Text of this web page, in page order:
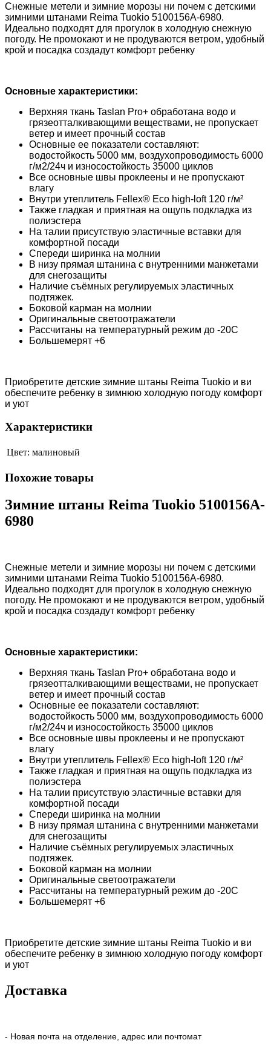
Снежные метели и зимние морозы ни почем с детскими
зимними штанами Reima Tuokio 5100156A-6980.
Идеально подходят для прогулок в холодную снежную
погоду. Не промокают и не продуваются ветром, удобный
крой и посадка создадут комфорт ребенку
Основные характеристики:
Верхняя ткань Taslan Pro+ обработана водо и
грязеотталкивающими веществами, не пропускает
ветер и имеет прочный состав
Основные ее показатели составляют:
водостойкость 5000 мм, воздухопроводимость 6000
г/м2/24ч и износостойкость 35000 циклов
Все основные швы проклеены и не пропускают
влагу
Внутри утеплитель Fellex® Eco high-loft 120 г/м²
Также гладкая и приятная на ощупь подкладка из
полиэстера
На талии присутствую эластичные вставки для
комфортной посади
Спереди ширинка на молнии
В низу прямая штанина с внутренними манжетами
для снегозащиты
Наличие съёмных регулируемых эластичных
подтяжек.
Боковой карман на молнии
Оригинальные светоотражатели
Рассчитаны на температурный режим до -20С
Большемерят +6
Приобретите детские зимние штаны Reima Tuokio и ви
обеспечите ребенку в зимнюю холодную погоду комфорт
и уют
Характеристики
Цвет: малиновый
Похожие товары
Зимние штаны Reima Tuokio 5100156A-
6980
Снежные метели и зимние морозы ни почем с детскими
зимними штанами Reima Tuokio 5100156A-6980.
Идеально подходят для прогулок в холодную снежную
погоду. Не промокают и не продуваются ветром, удобный
крой и посадка создадут комфорт ребенку
Основные характеристики:
Верхняя ткань Taslan Pro+ обработана водо и
грязеотталкивающими веществами, не пропускает
ветер и имеет прочный состав
Основные ее показатели составляют:
водостойкость 5000 мм, воздухопроводимость 6000
г/м2/24ч и износостойкость 35000 циклов
Все основные швы проклеены и не пропускают
влагу
Внутри утеплитель Fellex® Eco high-loft 120 г/м²
Также гладкая и приятная на ощупь подкладка из
полиэстера
На талии присутствую эластичные вставки для
комфортной посади
Спереди ширинка на молнии
В низу прямая штанина с внутренними манжетами
для снегозащиты
Наличие съёмных регулируемых эластичных
подтяжек.
Боковой карман на молнии
Оригинальные светоотражатели
Рассчитаны на температурный режим до -20С
Большемерят +6
Приобретите детские зимние штаны Reima Tuokio и ви
обеспечите ребенку в зимнюю холодную погоду комфорт
и уют
Доставка
- Новая почта на отделение, адрес или почтомат